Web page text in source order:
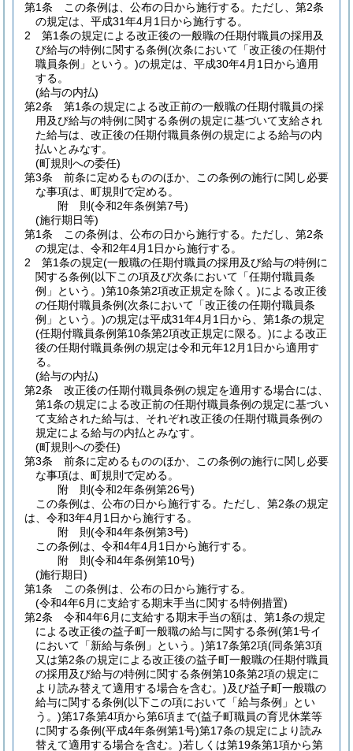
第1条
この条例は、公布の日から施行する。 ただし、第2条
の規定は、平成31年4月1日から施行する。
2
第1条の規定による改正後の一般職の任期付職員の採用及
び給与の特例に関する条例(次条において「改正後の任期付
職員条例」という。)の規定は、平成30年4月1日から適用
する。
(給与の内払)
第2条
第1条の規定による改正前の一般職の任期付職員の採
用及び給与の特例に関する条例の規定に基づいて支給され
た給与は、改正後の任期付職員条例の規定による給与の内
払いとみなす。
(町規則への委任)
第3条
前条に定めるもののほか、この条例の施行に関し必要
な事項は、町規則で定める。
附 則(令和2年条例第7号)
(施行期日等)
第1条
この条例は、公布の日から施行する。 ただし、第2条
の規定は、令和2年4月1日から施行する。
2
第1条の規定(一般職の任期付職員の採用及び給与の特例に
関する条例(以下この項及び次条において「任期付職員条
例」という。)第10条第2項改正規定を除く。)による改正後
の任期付職員条例(次条において「改正後の任期付職員条
例」という。)の規定は平成31年4月1日から、第1条の規定
(任期付職員条例第10条第2項改正規定に限る。)による改正
後の任期付職員条例の規定は令和元年12月1日から適用す
る。
(給与の内払)
第2条
改正後の任期付職員条例の規定を適用する場合には、
第1条の規定による改正前の任期付職員条例の規定に基づい
て支給された給与は、それぞれ改正後の任期付職員条例の
規定による給与の内払とみなす。
(町規則への委任)
第3条
前条に定めるもののほか、この条例の施行に関し必要
な事項は、町規則で定める。
附 則(令和2年条例第26号)
この条例は、公布の日から施行する。 ただし、第2条の規定
は、令和3年4月1日から施行する。
附 則(令和4年条例第3号)
この条例は、令和4年4月1日から施行する。
附 則(令和4年条例第10号)
(施行期日)
第1条
この条例は、公布の日から施行する。
(令和4年6月に支給する期末手当に関する特例措置)
第2条
令和4年6月に支給する期末手当の額は、第1条の規定
による改正後の益子町一般職の給与に関する条例(第1号イ
において「新給与条例」という。)第17条第2項(同条第3項
又は第2条の規定による改正後の益子町一般職の任期付職員
の採用及び給与の特例に関する条例第10条第2項の規定に
より読み替えて適用する場合を含む。)及び益子町一般職の
給与に関する条例(以下この項において「給与条例」とい
う。)第17条第4項から第6項まで(益子町職員の育児休業等
に関する条例(平成4年条例第1号)第17条の規定により読み
替えて適用する場合を含む。)若しくは第19条第1項から第